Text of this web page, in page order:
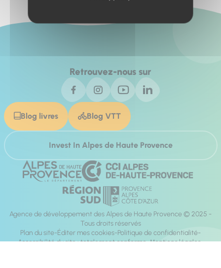
Retrouvez-nous sur
Blog livres Blog VTT
Invest In Alpes de Haute Provence
Agence de développement des Alpes de Haute Provence © 2025 -
Tous droits réservés
Plan du site Éditer mes cookies Politique de confidentialité
Accessibilité du site : totalement conforme Mentions légales